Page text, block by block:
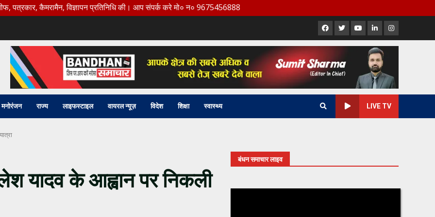
विज्ञापन प्रतिनिधि की। आप संपर्क करे मो० न० 9675456888
Facebook
X YoutubeLinkedInInstagram
मनोरंजन राज्य लाइफस्टाइल वायरल न्यूज़ विदेश शिक्षा स्वास्थ्य LIVE TV
यादव के आह्वान पर निकली
बंधन समाचार लाइव